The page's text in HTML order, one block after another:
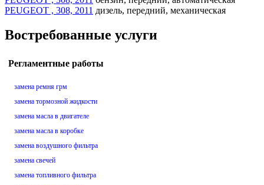
PEUGEOT , 308, 2011 дизель, передний, механическая
Востребованные услуги
Регламентные работы
замена ремня грм
замена тормозной жидкости
замена масла в двигателе
замена масла в коробке
замена воздушного фильтра
замена свечей
замена топливного фильтра